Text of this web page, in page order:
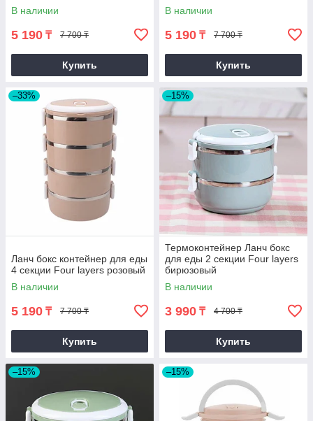
В наличии
5 190 ₸ 7 700 ₸
Купить
В наличии
5 190 ₸ 7 700 ₸
Купить
–33%
Ланч бокс контейнер для еды
4 секции Four layers розовый
В наличии
5 190 ₸ 7 700 ₸
Купить
–15%
Термоконтейнер Ланч бокс
для еды 2 секции Four layers
бирюзовый
В наличии
3 990 ₸ 4 700 ₸
Купить
–15% –15%